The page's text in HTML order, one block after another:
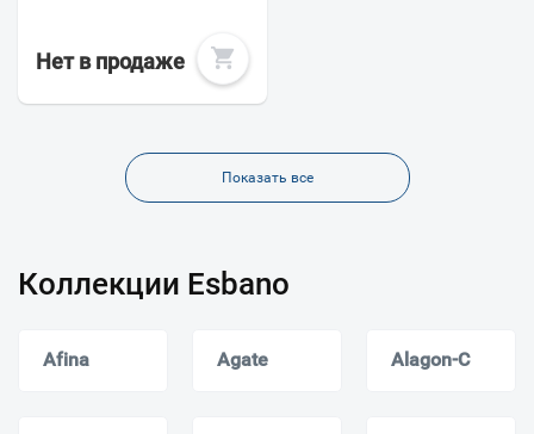
Нет в продаже
Показать все
Коллекции Esbano
Afina Agate Alagon-C